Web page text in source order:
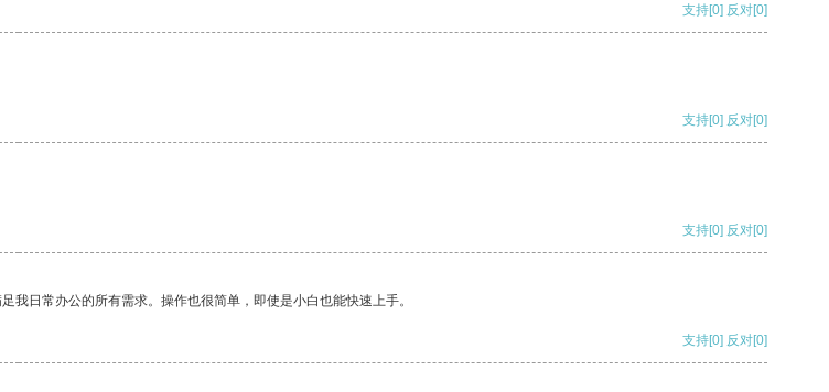
支持[0] 反对[0]
支持[0] 反对[0]
支持[0] 反对[0]
日常办公的所有需求。操作也很简单，即使是小白也能快速上手。
支持[0] 反对[0]